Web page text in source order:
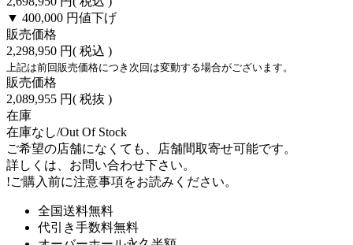
▼ 400,000 円値下げ
販売価格
2,298,950 円( 税込 )
上記は前回販売価格につき次回は変動する場合がございます。
販売価格
2,089,955 円( 税抜 )
在庫
在庫なし/Out Of Stock
ご希望の店舗になくても、店舗間取寄せ可能です。
詳しくは、お問い合わせ下さい。
!ご購入前に注意事項をお読みください。
全国送料無料
代引き手数料無料